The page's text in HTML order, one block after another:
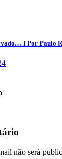
I Por Paulo
não será